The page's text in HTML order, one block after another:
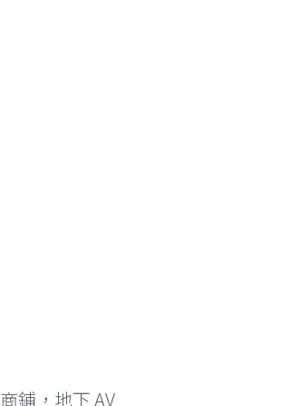
鋪，地下 AV